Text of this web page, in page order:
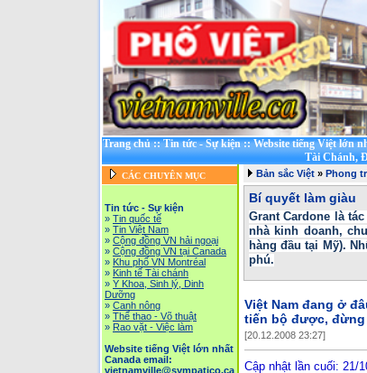
Trang chủ::Tin tức - Sự kiện::Website tiếng Việt lớn
Tài Chánh,
CÁC CHUYÊN MỤC
Tin tức - Sự kiện
» Tin quốc tế
» Tin Việt Nam
» Cộng đồng VN hải ngoại
» Cộng đồng VN tại Canada
» Khu phố VN Montréal
» Kinh tế Tài chánh
» Y Khoa, Sinh lý, Dinh
Dưỡng
» Canh nông
» Thể thao - Võ thuật
» Rao vặt - Việc làm
Website tiếng Việt lớn nhất
Canada email:
vietnamville@sympatico.ca
Bản sắc Việt » Phong
Bí quyết làm giàu
Grant Cardone là
nhà kinh doanh,
hàng đầu tại Mỹ).
phú.
Việt Nam đang ở
tiến bộ được,
[20.12.2008 23:27]
Cập nhật lần cuối: 21/